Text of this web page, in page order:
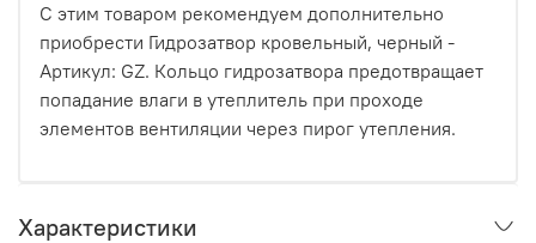
С этим товаром рекомендуем дополнительно
приобрести Гидрозатвор кровельный, черный -
Артикул: GZ. Кольцо гидрозатвора предотвращает
попадание влаги в утеплитель при проходе
элементов вентиляции через пирог утепления.
Характеристики